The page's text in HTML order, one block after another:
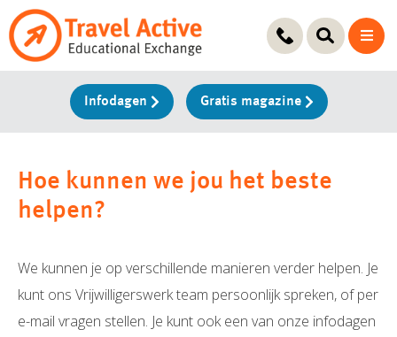
Ga
naar
Infodagen Gratis magazine
Hoe kunnen we jou het beste
helpen?
We kunnen je op verschillende manieren verder helpen. Je
kunt ons Vrijwilligerswerk team persoonlijk spreken, of per
e-mail vragen stellen. Je kunt ook een van onze infodagen